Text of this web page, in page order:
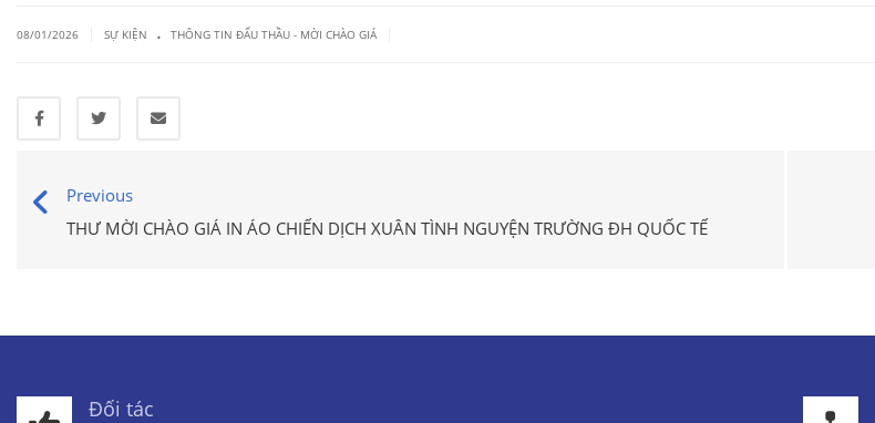
08/01/2026 SỰ KIỆN . THÔNG TIN ĐẤU THẦU - MỜI CHÀO GIÁ
Previous
THƯ MỜI CHÀO GIÁ IN ÁO CHIẾN DỊCH XUÂN TÌNH NGUYỆN TRƯỜNG ĐH QUỐC TẾ
Đối tác